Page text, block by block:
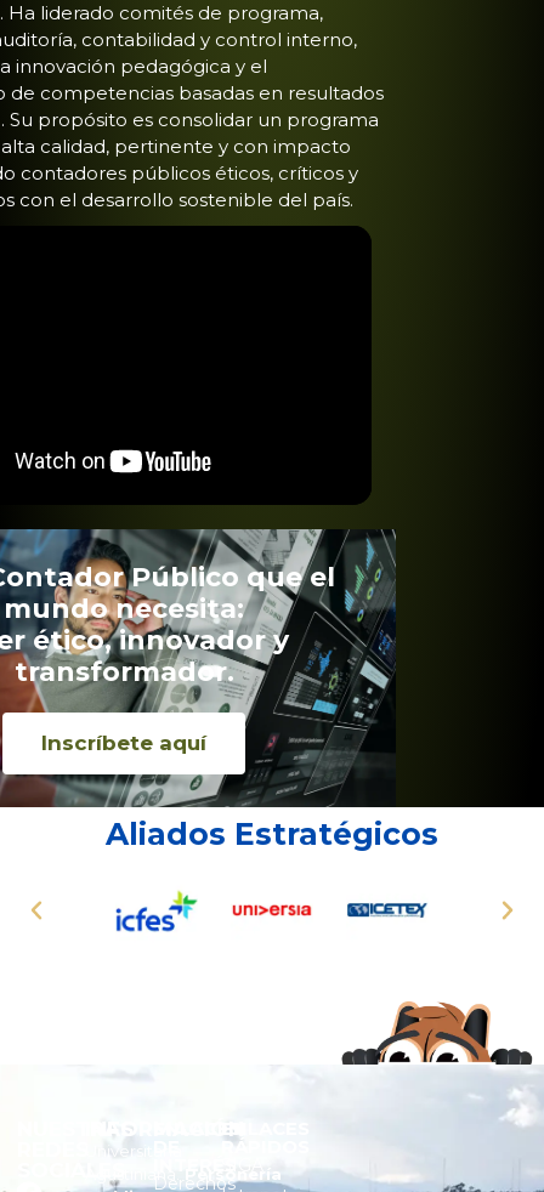
Ha liderado comités de programa,
contabilidad y control interno,
innovación pedagógica y el
competencias basadas en resultados
Su propósito es consolidar un programa
calidad, pertinente y con impacto
contadores públicos éticos, críticos y
con el desarrollo sostenible del país.
Público que el
mundo necesita:
ético, innovador y
transformador.
Inscríbete aquí
Aliados Estratégicos
NUESTRASINFORMACIÓN
Universitaria
Personería
ENLACES
Derechos
ENLACES
RÁPIDOS